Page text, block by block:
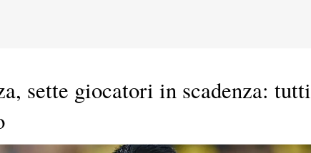
sette giocatori in scadenza: